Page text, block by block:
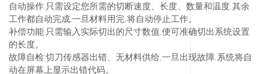
自动操作:只需设定您所需的切断速度、长度、数量和温度,其余
工作都自动完成;一旦材料用完,将自动停止工作。
补偿功能:只需输入实际切出的尺寸数值,便可准确切出系统设置
的长度。
故障自检:切刀传感器出错、无材料供给,一旦出现故障,系统将自
动在屏幕上显示出错代码。